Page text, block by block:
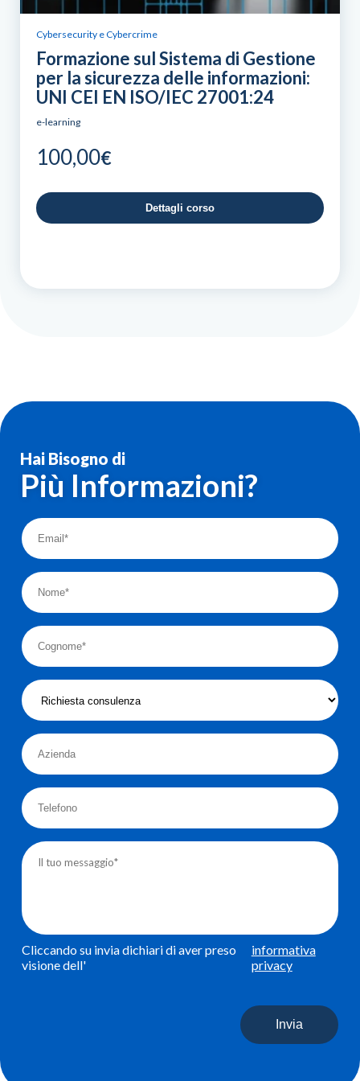
Cybersecurity e Cybercrime
Formazione sul Sistema di Gestione
per la sicurezza delle informazioni:
UNI CEI EN ISO/IEC 27001:24
e-learning
100,00€
Dettagli corso
Hai Bisogno di
Più Informazioni?
Cliccando su invia dichiari di aver preso
visione dell'
informativa
privacy
Invia